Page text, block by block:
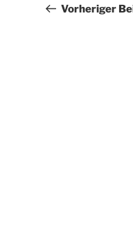
Beitrag
Vorheriger